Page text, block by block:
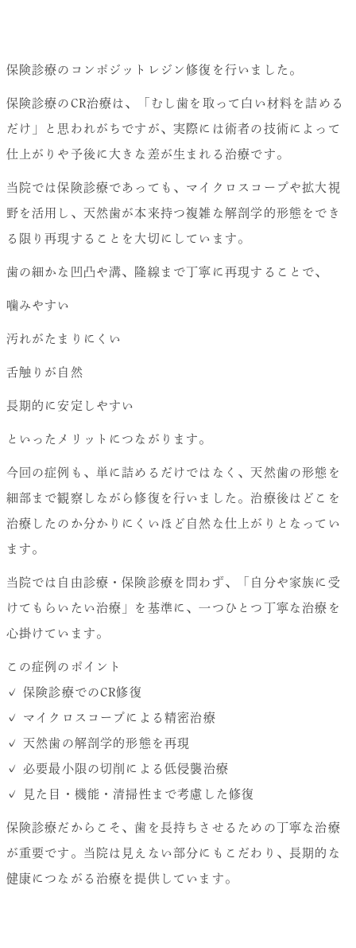
保険診療のコンポジットレジン修復を行いました。
保険診療のCR治療は、「むし歯を取って白い材料を詰める
だけ」と思われがちですが、実際には術者の技術によって
仕上がりや予後に大きな差が生まれる治療です。
当院では保険診療であっても、マイクロスコープや拡大視
野を活用し、天然歯が本来持つ複雑な解剖学的形態をでき
る限り再現することを大切にしています。
歯の細かな凹凸や溝、隆線まで丁寧に再現することで、
噛みやすい
汚れがたまりにくい
舌触りが自然
長期的に安定しやすい
といったメリットにつながります。
今回の症例も、単に詰めるだけではなく、天然歯の形態を
細部まで観察しながら修復を行いました。治療後はどこを
治療したのか分かりにくいほど自然な仕上がりとなってい
ます。
当院では自由診療・保険診療を問わず、「自分や家族に受
けてもらいたい治療」を基準に、一つひとつ丁寧な治療を
心掛けています。
この症例のポイント
✓ 保険診療でのCR修復
✓ マイクロスコープによる精密治療
✓ 天然歯の解剖学的形態を再現
✓ 必要最小限の切削による低侵襲治療
✓ 見た目・機能・清掃性まで考慮した修復
保険診療だからこそ、歯を長持ちさせるための丁寧な治療
が重要です。当院は見えない部分にもこだわり、長期的な
健康につながる治療を提供しています。